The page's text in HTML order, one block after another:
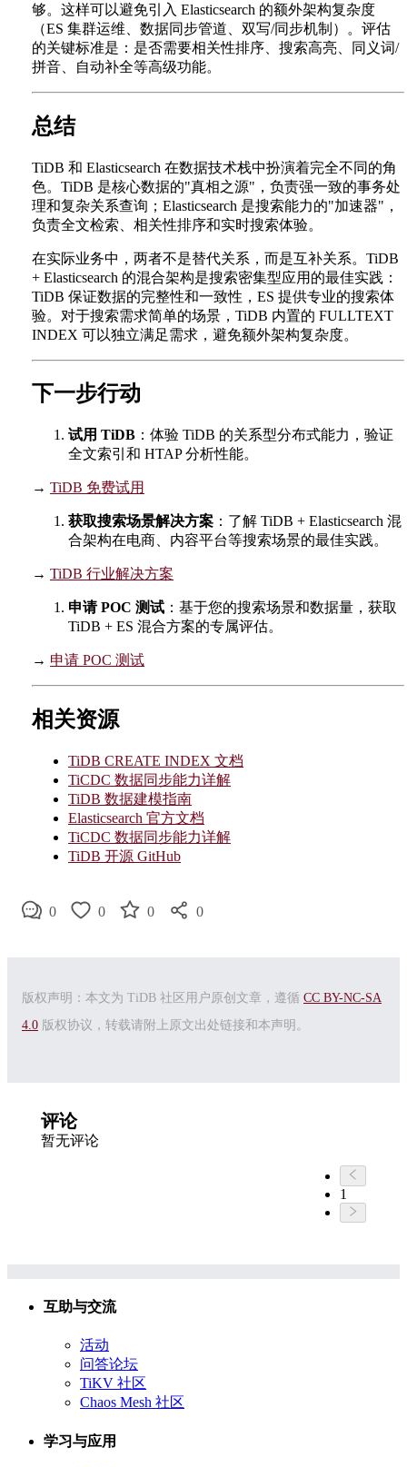
够。这样可以避免引入 Elasticsearch 的额外架构复杂度
（ES 集群运维、数据同步管道、双写/同步机制）。评估
的关键标准是：是否需要相关性排序、搜索高亮、同义词/
拼音、自动补全等高级功能。
总结
TiDB 和 Elasticsearch 在数据技术栈中扮演着完全不同的角
色。TiDB 是核心数据的"真相之源"，负责强一致的事务处
理和复杂关系查询；Elasticsearch 是搜索能力的"加速器"，
负责全文检索、相关性排序和实时搜索体验。
在实际业务中，两者不是替代关系，而是互补关系。TiDB
+ Elasticsearch 的混合架构是搜索密集型应用的最佳实践：
TiDB 保证数据的完整性和一致性，ES 提供专业的搜索体
验。对于搜索需求简单的场景，TiDB 内置的 FULLTEXT
INDEX 可以独立满足需求，避免额外架构复杂度。
下一步行动
试用 TiDB ：体验 TiDB 的关系型分布式能力，验证
全文索引和 HTAP 分析性能。
→ TiDB 免费试用
获取搜索场景解决方案 ：了解 TiDB + Elasticsearch 混
合架构在电商、内容平台等搜索场景的最佳实践。
→ TiDB 行业解决方案
申请 POC 测试 ：基于您的搜索场景和数据量，获取
TiDB + ES 混合方案的专属评估。
→ 申请 POC 测试
相关资源
TiDB CREATE INDEX 文档
TiCDC 数据同步能力详解
TiDB 数据建模指南
Elasticsearch 官方文档
TiCDC 数据同步能力详解
TiDB 开源 GitHub
0 0 0 0
版权声明：本文为 TiDB 社区用户原创文章，遵循 CC BY-NC-SA
4.0 版权协议，转载请附上原文出处链接和本声明。
评论
暂无评论
1
互助与交流
活动
问答论坛
TiKV 社区
Chaos Mesh 社区
学习与应用